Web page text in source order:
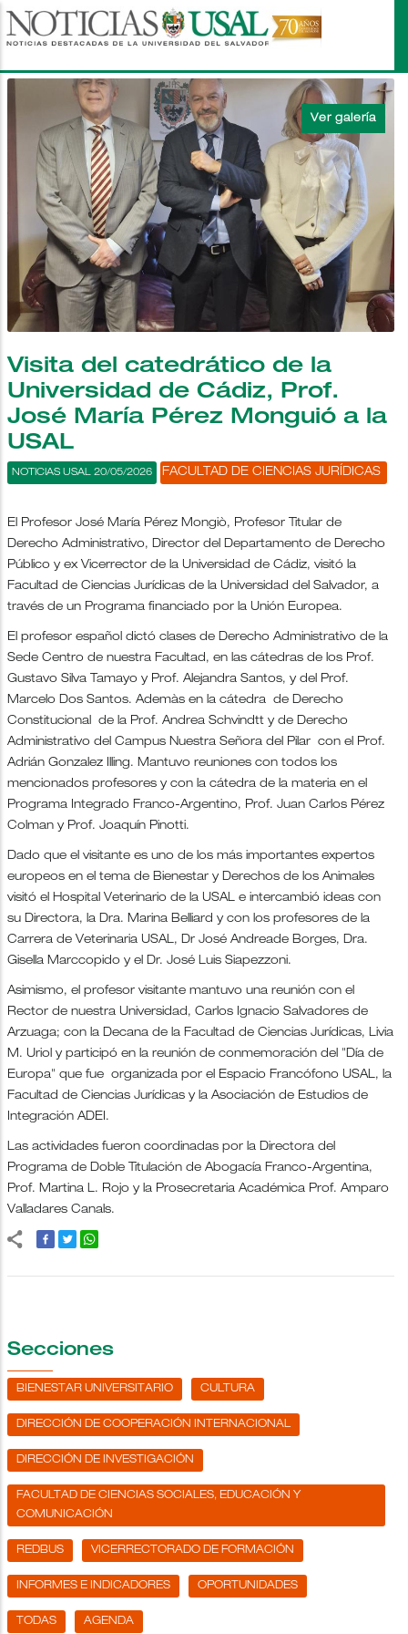
Pasar
al
principal
Visita del catedrático de la
Universidad de Cádiz, Prof.
José María Pérez Monguió a la
USAL
FACULTAD DE CIENCIAS JURÍDICAS
NOTICIAS USAL 20/05/2026
El Profesor José María Pérez Mongiò, Profesor Titular de
Derecho Administrativo, Director del Departamento de Derecho
Público y ex Vicerrector de la Universidad de Cádiz, visitó la
Facultad de Ciencias Jurídicas de la Universidad del Salvador, a
través de un Programa financiado por la Unión Europea.
El profesor español dictó clases de Derecho Administrativo de la
Sede Centro de nuestra Facultad, en las cátedras de los Prof.
Gustavo Silva Tamayo y Prof. Alejandra Santos, y del Prof.
Marcelo Dos Santos. Ademàs en la cátedra de Derecho
Constitucional de la Prof. Andrea Schvindtt y de Derecho
Administrativo del Campus Nuestra Señora del Pilar con el Prof.
Adrián Gonzalez Illing. Mantuvo reuniones con todos los
mencionados profesores y con la cátedra de la materia en el
Programa Integrado Franco-Argentino, Prof. Juan Carlos Pérez
Colman y Prof. Joaquín Pinotti.
Dado que el visitante es uno de los más importantes expertos
europeos en el tema de Bienestar y Derechos de los Animales
visitó el Hospital Veterinario de la USAL e intercambió ideas con
su Directora, la Dra. Marina Belliard y con los profesores de la
Carrera de Veterinaria USAL, Dr José Andreade Borges, Dra.
Gisella Marccopido y el Dr. José Luis Siapezzoni.
Asimismo, el profesor visitante mantuvo una reunión con el
Rector de nuestra Universidad, Carlos Ignacio Salvadores de
Arzuaga; con la Decana de la Facultad de Ciencias Jurídicas, Livia
M. Uriol y participó en la reunión de conmemoración del "Día de
Europa" que fue organizada por el Espacio Francófono USAL, la
Facultad de Ciencias Jurídicas y la Asociación de Estudios de
Integración ADEI.
Las actividades fueron coordinadas por la Directora del
Programa de Doble Titulación de Abogacía Franco-Argentina,
Prof. Martina L. Rojo y la Prosecretaria Académica Prof. Amparo
Valladares Canals.
Secciones
BIENESTAR UNIVERSITARIO CULTURA
DIRECCIÓN DE COOPERACIÓN INTERNACIONAL
DIRECCIÓN DE INVESTIGACIÓN
FACULTAD DE CIENCIAS SOCIALES, EDUCACIÓN Y
COMUNICACIÓN
REDBUS VICERRECTORADO DE FORMACIÓN
INFORMES E INDICADORES OPORTUNIDADES
TODAS AGENDA